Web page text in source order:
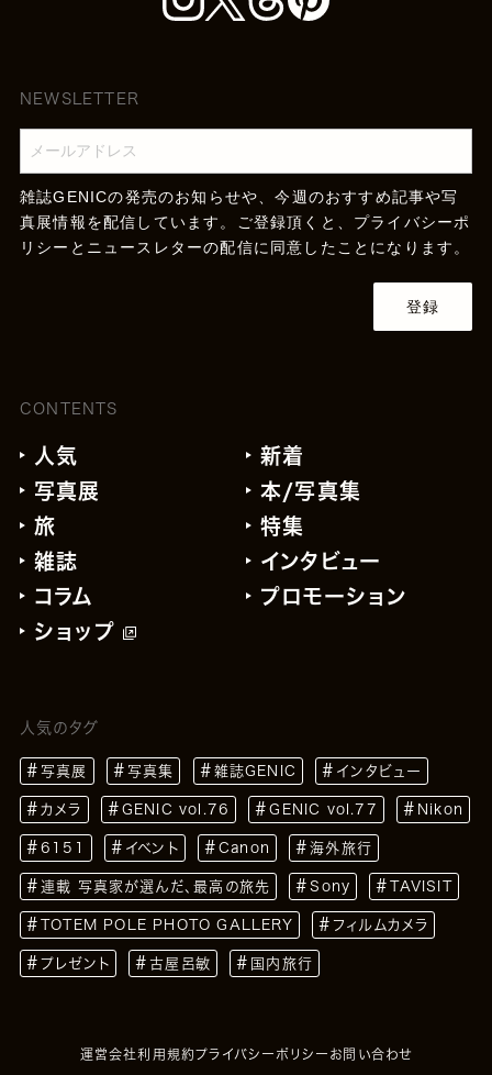
NEWSLETTER
雑誌GENICの発売のお知らせや、今週のおすすめ記事や写
真展情報を配信しています。ご登録頂くと、 プライバシーポ
リシー とニュースレターの配信に同意したことになります。
登録
CONTENTS
人気
新着
写真展
本/写真集
旅
特集
雑誌
インタビュー
コラム
プロモーション
ショップ
人気のタグ
写真展 写真集 雑誌GENIC インタビュー
カメラ GENIC vol.76 GENIC vol.77 Nikon
6151 イベント Canon 海外旅行
連載 写真家が選んだ、最高の旅先 Sony TAVISIT
TOTEM POLE PHOTO GALLERY フィルムカメラ
プレゼント 古屋呂敏 国内旅行
運営会社利用規約プライバシーポリシー お問い合わせ